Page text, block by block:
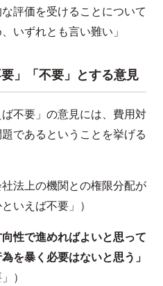
評価を受けることについて
いずれとも言い難い」
」「不要」とする意見
不要」の意見には、費用対
であるということを挙げる
法上の機関との権限分配が
いえば不要」）
性で進めればよいと思って
を暴く必要はないと思う」
）